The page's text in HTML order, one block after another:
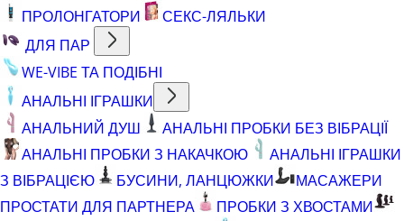
ПРОЛОНГАТОРИ
СЕКС-ЛЯЛЬКИ
ДЛЯ ПАР
WE-VIBE ТА ПОДІБНІ
АНАЛЬНІ ІГРАШКИ
АНАЛЬНИЙ ДУШ
АНАЛЬНІ ПРОБКИ БЕЗ ВІБРАЦІЇ
АНАЛЬНІ ПРОБКИ З НАКАЧКОЮ
АНАЛЬНІ ІГРАШКИ
З ВІБРАЦІЄЮ
БУСИНИ, ЛАНЦЮЖКИ
МАСАЖЕРИ
ПРОСТАТИ ДЛЯ ПАРТНЕРА
ПРОБКИ З ХВОСТАМИ